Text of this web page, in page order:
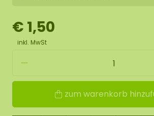
€ 1,50
inkl. MwSt
zum warenkorb